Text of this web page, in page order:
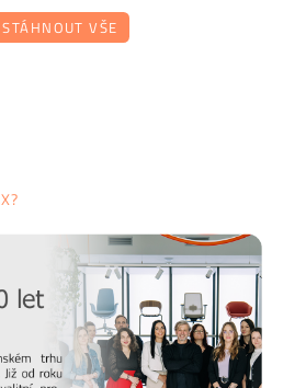
jeho odolnosti hraje správná údržba,
několik
a čemu se naopak vyvarovat >>
STÁHNOUT VŠE